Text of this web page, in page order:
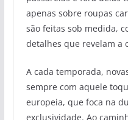
apenas sobre roupas
são feitas sob medida,
detalhes que revelam a
A cada temporada,
sempre com aquele
europeia, que foca na
exclusividade. Ao